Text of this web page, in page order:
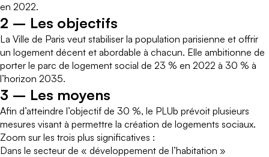
en 2022.
2 – Les objectifs
La Ville de Paris veut stabiliser la population parisienne et offrir
un logement décent et abordable à chacun. Elle ambitionne de
porter le parc de logement social de 23 % en 2022 à 30 % à
l’horizon 2035.
3 – Les moyens
Afin d’atteindre l’objectif de 30 %, le PLUb prévoit plusieurs
mesures visant à permettre la création de logements sociaux.
Zoom sur les trois plus significatives :
Dans le secteur de « développement de l’habitation »